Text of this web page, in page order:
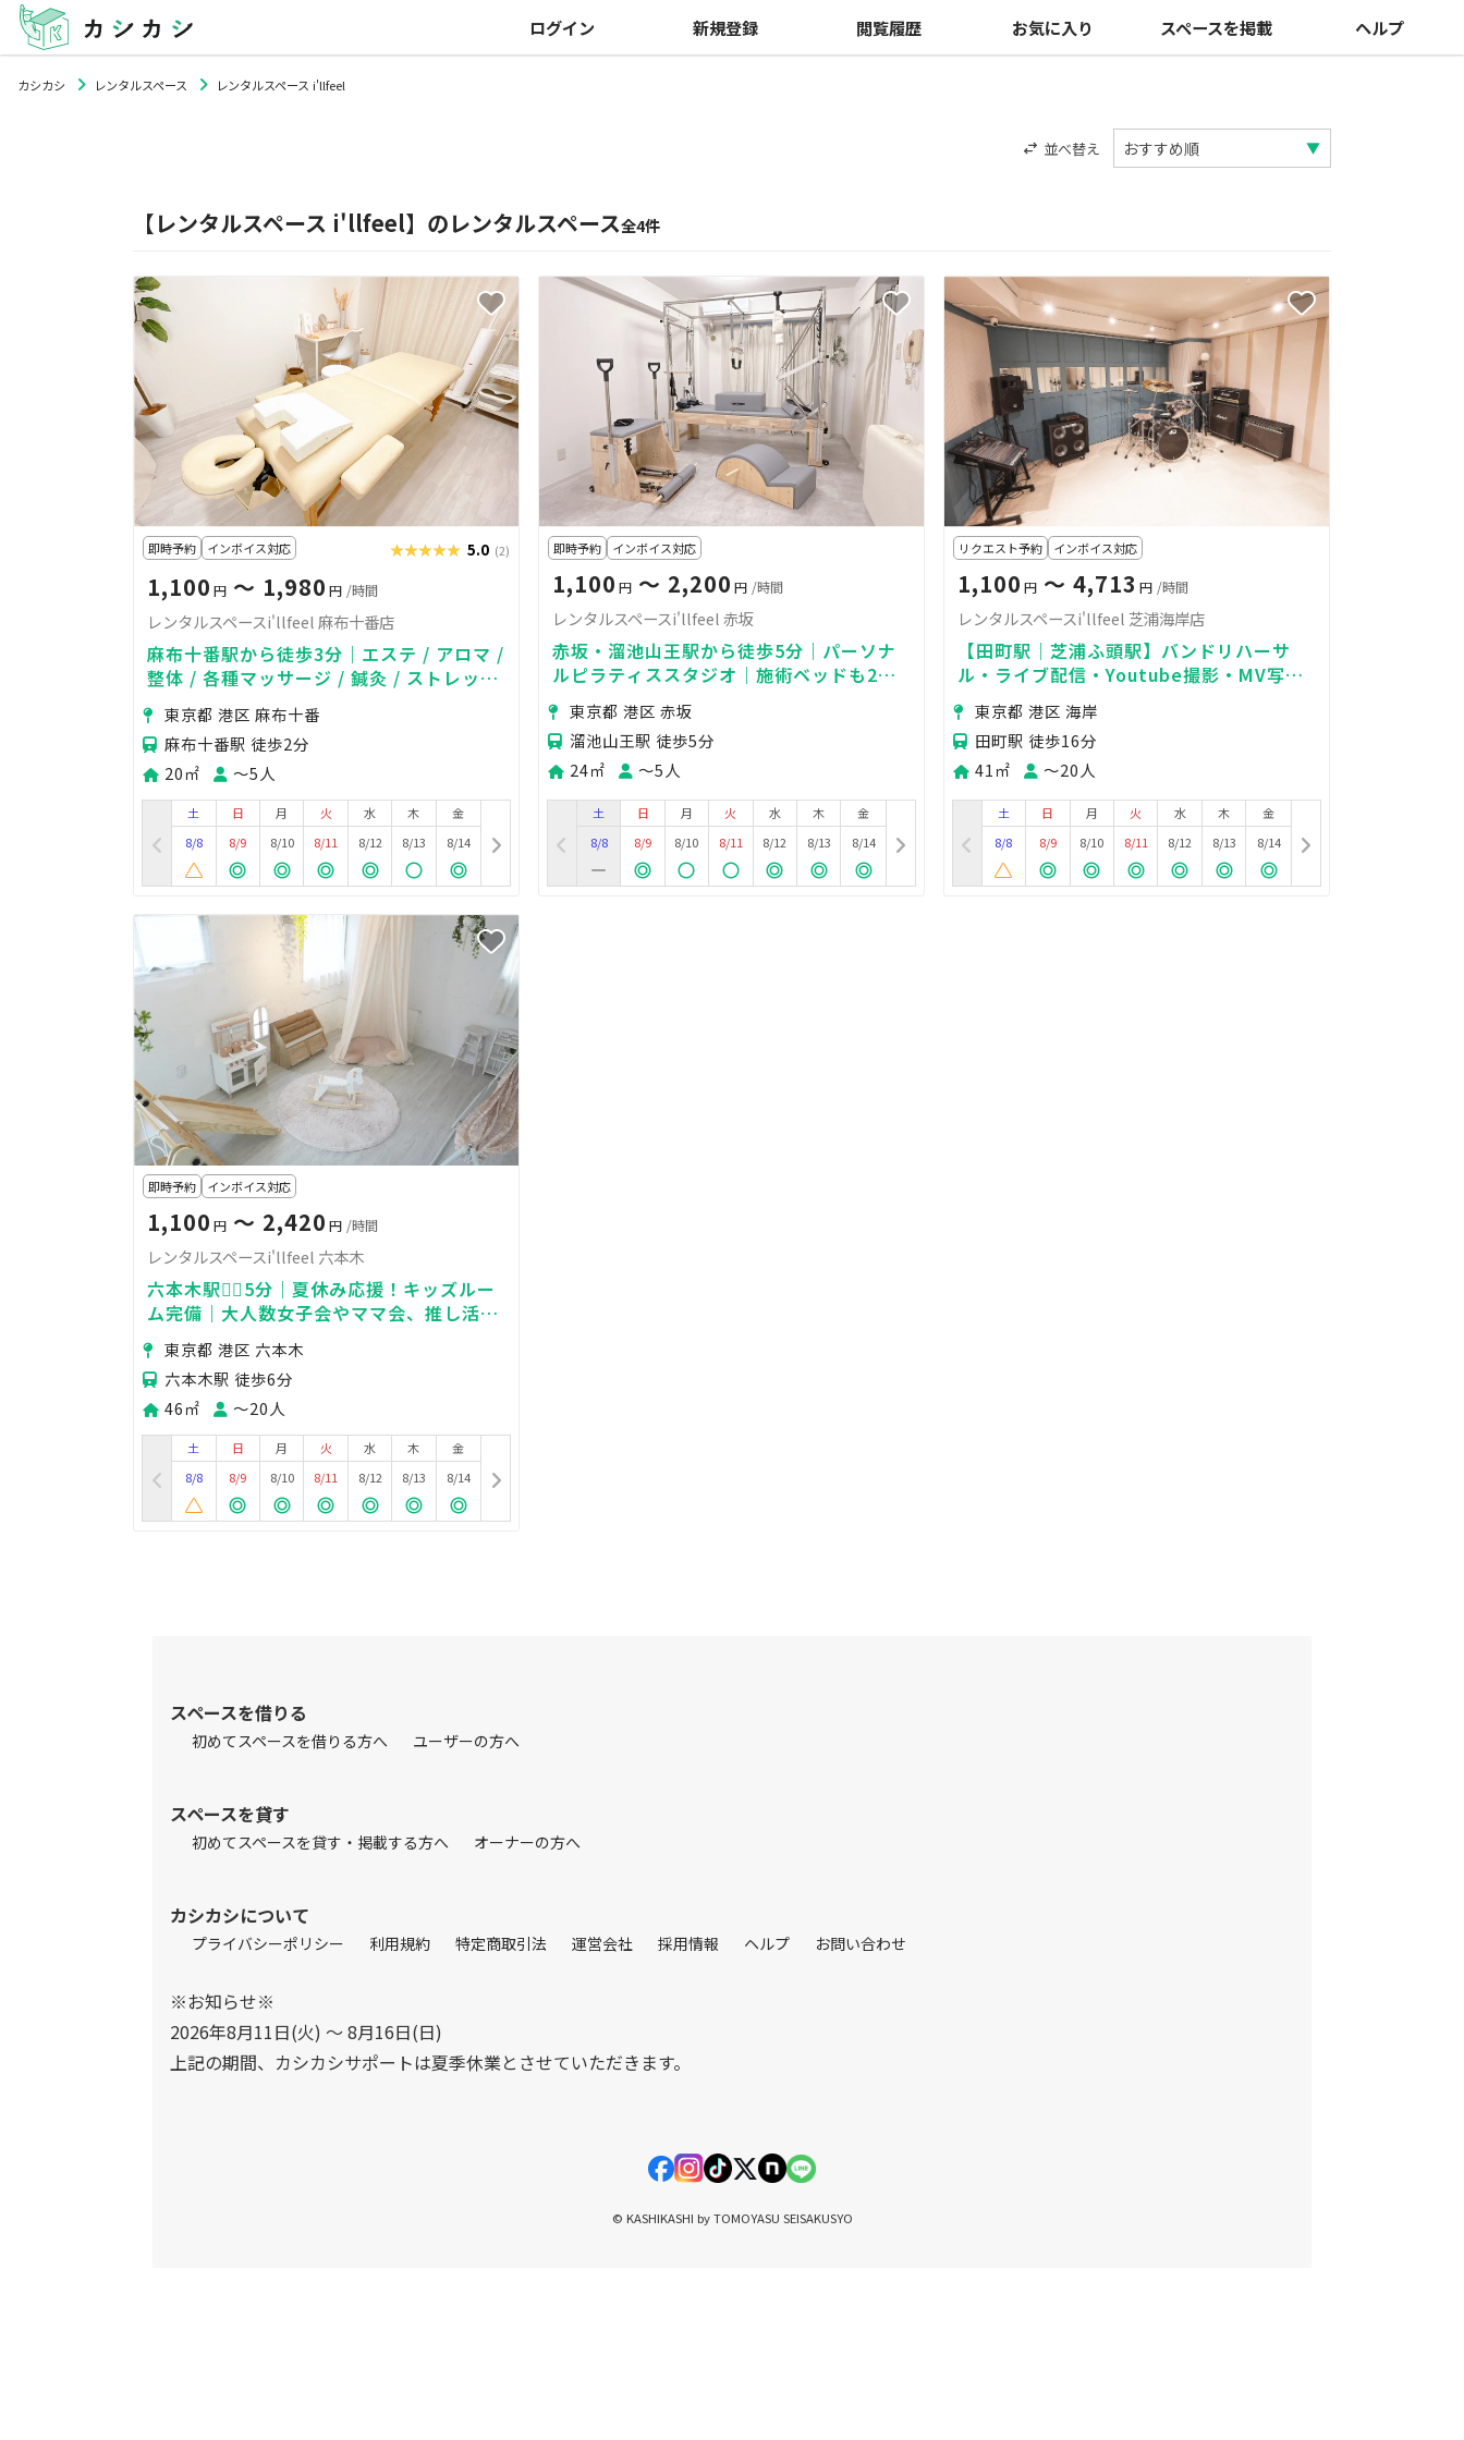
ログイン 新規登録 閲覧履歴 お気に入り スペースを掲載 ヘルプ
カシカシ レンタルスペース レンタルスペース i'llfeel
並べ替え
【レンタルスペース i'llfeel】のレンタルスペース全4件
即時予約 インボイス対応 ★★★★★
★★★★★5.0 (2)
1,100 円 〜 1,980 円 /時間
レンタルスペースi'llfeel 麻布十番店
麻布十番駅から徒歩3分｜エステ / アロマ /
整体 / 各種マッサージ / 鍼灸 / ストレッ
チ/占い/勉強/お仕事スペースに
東京都 港区 麻布十番
麻布十番駅 徒歩2分
20㎡
〜5人
土
8/8
日
8/9
月
8/10
火
8/11
水
8/12
木
8/13
金
8/14
即時予約 インボイス対応
1,100 円〜 2,200 円 /時間
レンタルスペースi'llfeel 赤坂
赤坂・溜池山王駅から徒歩5分｜パーソナ
ルピラティススタジオ｜施術ベッドも2台
まで利用可能で施術講習会にも⭕️
東京都 港区 赤坂
溜池山王駅 徒歩5分
24㎡
〜5人
土
8/8
日
8/9
月
8/10
火
8/11
水
8/12
木
8/13
金
8/14
リクエスト予約 インボイス対応
1,100 円〜 4,713 円 /時間
レンタルスペースi'llfeel 芝浦海岸店
【田町駅｜芝浦ふ頭駅】バンドリハーサ
ル・ライブ配信・Youtube撮影・MV写真
撮影・ダンスレッスンも◎
東京都 港区 海岸
田町駅 徒歩16分
41㎡
〜20人
土
8/8
日
8/9
月
8/10
火
8/11
水
8/12
木
8/13
金
8/14
即時予約 インボイス対応
1,100 円 〜 2,420 円 /時間
レンタルスペースi'llfeel 六本木
六本木駅🚶‍♀️5分｜夏休み応援！キッズルー
ム完備｜大人数女子会やママ会、推し活に
👩ヨガレッスン、個展、ストア、撮影スタ
ジオにも◎
東京都 港区 六本木
六本木駅 徒歩6分
46㎡
〜20人
土
8/8
日
8/9
月
8/10
火
8/11
水
8/12
木
8/13
金
8/14
スペースを借りる
初めてスペースを借りる方へ ユーザーの方へ
スペースを貸す
初めてスペースを貸す・掲載する方へ オーナーの方へ
カシカシについて
プライバシーポリシー 利用規約 特定商取引法 運営会社 採用情報 ヘルプ お問い合わせ
※お知らせ※
2026年8月11日(火) 〜 8月16日(日)
上記の期間、カシカシサポートは夏季休業とさせていただきます。
© KASHIKASHI by TOMOYASU SEISAKUSYO